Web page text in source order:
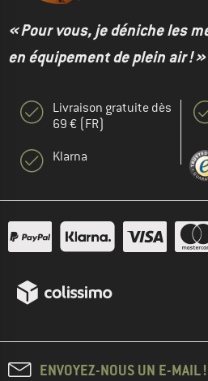
« Pour vous, je déniche les
en équipement de plein air ! »
Livraison gratuite dès
69 € (FR)
Klarna
ENVOYEZ-NOUS UN E-MAIL !